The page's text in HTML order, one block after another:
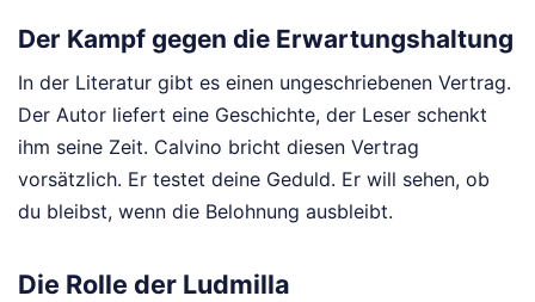
Der Kampf gegen die Erwartungshaltung
In der Literatur gibt es einen ungeschriebenen Vertrag.
Der Autor liefert eine Geschichte, der Leser schenkt
ihm seine Zeit. Calvino bricht diesen Vertrag
vorsätzlich. Er testet deine Geduld. Er will sehen, ob
du bleibst, wenn die Belohnung ausbleibt.
Die Rolle der Ludmilla